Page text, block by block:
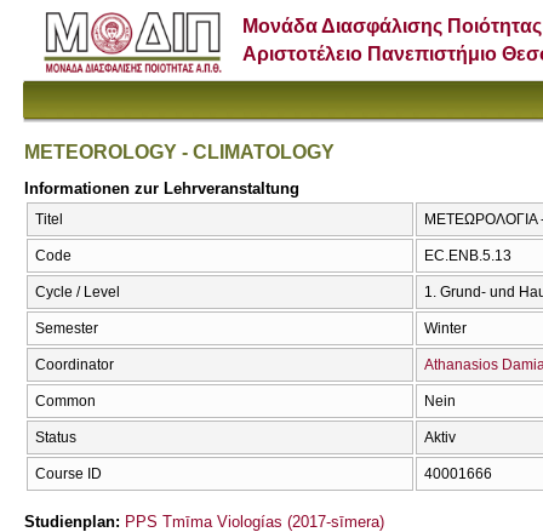
Μονάδα Διασφάλισης Ποιότητας
Αριστοτέλειο Πανεπιστήμιο
METEOROLOGY - CLIMATOLOGY
Informationen zur Lehrveranstaltung
Titel ΜΕΤΕΩΡΟΛΟΓΙΑ -
Code EC.ENB.5.13
Cycle / Level 1. Grund- und
Semester Winter
Coordinator Athanasios
Common Nein
Status Aktiv
Course ID 40001666
Studienplan: PPS Tmīma Viologías (2017-sīmera)